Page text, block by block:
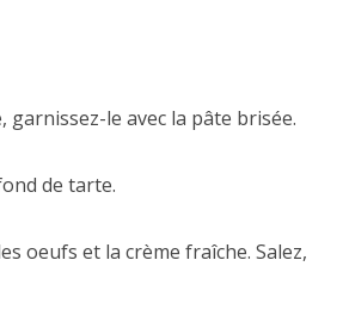
le avec la pâte brisée.
de tarte.
oeufs et la crème fraîche. Salez,